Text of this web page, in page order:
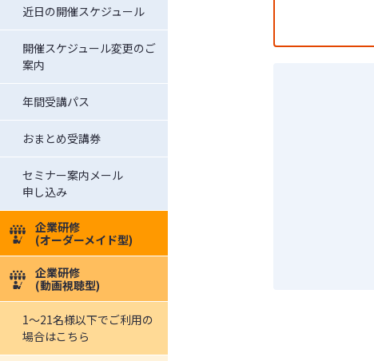
近日の開催スケジュール
開催スケジュール変更のご
案内
年間受講パス
おまとめ受講券
セミナー案内メール
申し込み
企業研修
(オーダーメイド型)
企業研修
(動画視聴型)
1～21名様以下でご利用の
場合はこちら